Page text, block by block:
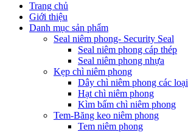
Trang chủ
Giới thiệu
Danh mục sản phẩm
Seal niêm phong- Security Seal
Seal niêm phong cáp thép
Seal niêm phong nhựa
Kẹp chì niêm phong
Dây chì niêm phong các loại
Hạt chì niêm phong
Kìm bấm chì niêm phong
Tem-Băng keo niêm phong
Tem niêm phong